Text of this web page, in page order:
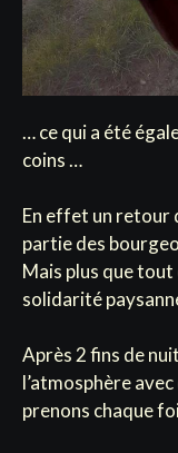
… ce qui a été
coins …
En effet un retour
partie des
Mais plus que
solidarité
Après 2 fins de
l’atmosphère
prenons chaque